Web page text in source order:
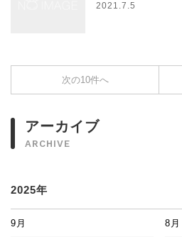
2021.7.5
次の10件へ
アーカイブ
ARCHIVE
2025年
9月 8月